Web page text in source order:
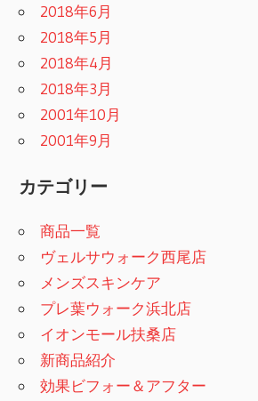
2018年6月
2018年5月
2018年4月
2018年3月
2001年10月
2001年9月
カテゴリー
商品一覧
ヴェルサウォーク西尾店
メンズスキンケア
プレ葉ウォーク浜北店
イオンモール扶桑店
新商品紹介
効果ビフォー＆アフター